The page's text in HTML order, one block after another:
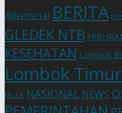
Advetorial BERITA
GLEDEK NTB
KESEHATAN Lombok
Lombok Timur
Musik NASIONAL NEWS